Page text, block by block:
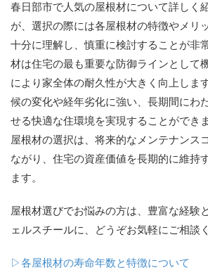
春日部市で人気の屋根材について詳しく
が、選択の際には各屋根材の特徴やメリ
十分に理解し、慎重に検討することが非
材は住宅の最も重要な防御ラインとして
により家全体の耐久性が大きく向上しま
候の変化や経年劣化に強い、長期間にわ
せる快適な住環境を実現することができ
屋根材の選択は、将来的なメンテナンス
ながり、住宅の資産価値を長期的に維持
ます。
屋根材選びでお悩みの方は、豊富な経験
ェルスチールに、どうぞお気軽にご相談
▷各屋根材の寿命年数と特徴について